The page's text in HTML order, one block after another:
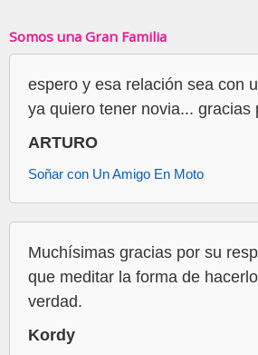
Somos una Gran Familia
espero y esa relación sea con
ya quiero tener novia... gracias
ARTURO
Soñar con Un Amigo En Moto
Muchísimas gracias por su
que meditar la forma de
verdad.
Kordy